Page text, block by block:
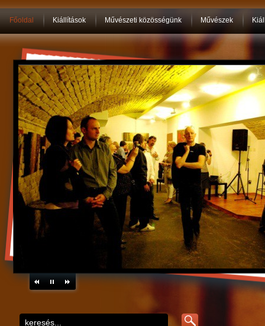
Főoldal Kiállítások Művészeti közösségünk Művészek